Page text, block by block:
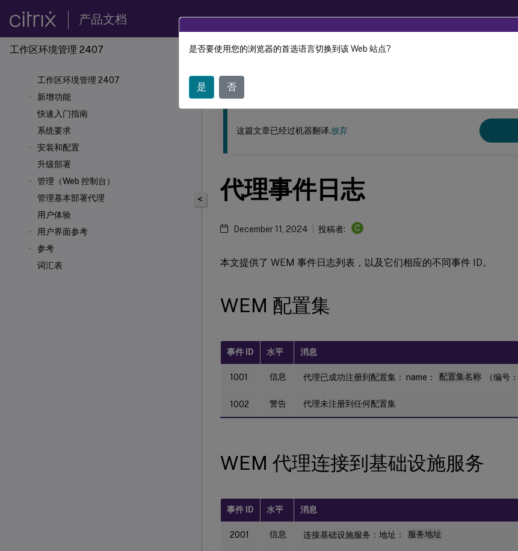
产品文档
工作区环境管理 2407
工作区环境管理 2407
新增功能
快速入门指南
系统要求
安装和配置
升级部署
管理（Web 控制台）
管理基本部署代理
用户体验
用户界面参考
参考
词汇表
此内容已经过机器动态翻译。
<
这篇文章已经过机器翻译.放弃
代理事件日志
December 11, 2024 投稿者: C
本文提供了 WEM 事件日志列表，以及它们相应的不同事件 ID。
WEM 配置集
事件 ID 水平 消息
1001 信息 代理已成功注册到配置集： name： 配置集名称 （编号：
1002 警告 代理未注册到任何配置集
WEM 代理连接到基础设施服务
事件 ID 水平 消息
2001 信息 连接基础设施服务：地址： 服务地址
是否要使用您的浏览器的首选语言切换到该 Web 站点?
是 否